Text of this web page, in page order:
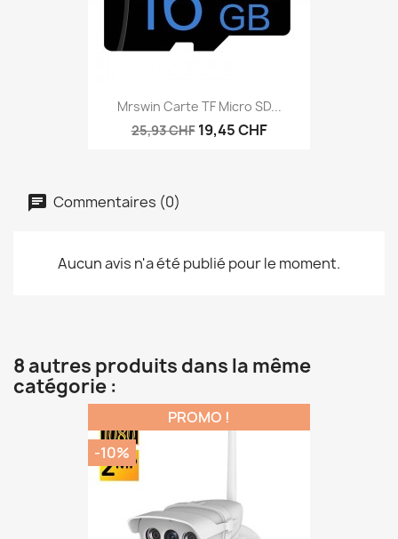
Mrswin Carte TF Micro SD...
25,93 CHF 19,45 CHF
Commentaires (0)
Aucun avis n'a été publié pour le moment.
8 autres produits dans la même
catégorie :
PROMO !
-10%